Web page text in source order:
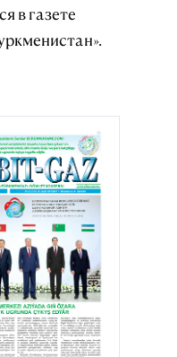
в газете